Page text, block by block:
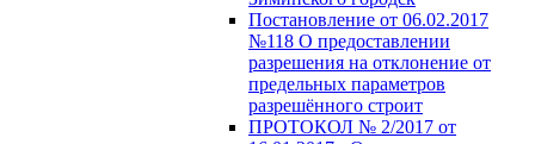
Постановление от 06.02.2017
№118 О предоставлении
разрешения на отклонение от
предельных параметров
разрешённого строит
ПРОТОКОЛ № 2/2017 от